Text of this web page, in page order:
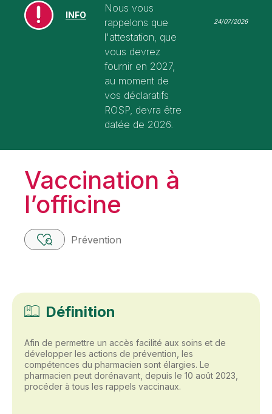
INFO
Nous vous
rappelons que
l'attestation, que
vous devrez
fournir en 2027,
au moment de
vos déclaratifs
ROSP, devra être
datée de 2026.
24/07/2026
Vaccination à
l’officine
Prévention
Définition
Afin de permettre un accès facilité aux soins et de
développer les actions de prévention, les
compétences du pharmacien sont élargies. Le
pharmacien peut dorénavant, depuis le 10 août 2023,
procéder à tous les rappels vaccinaux.